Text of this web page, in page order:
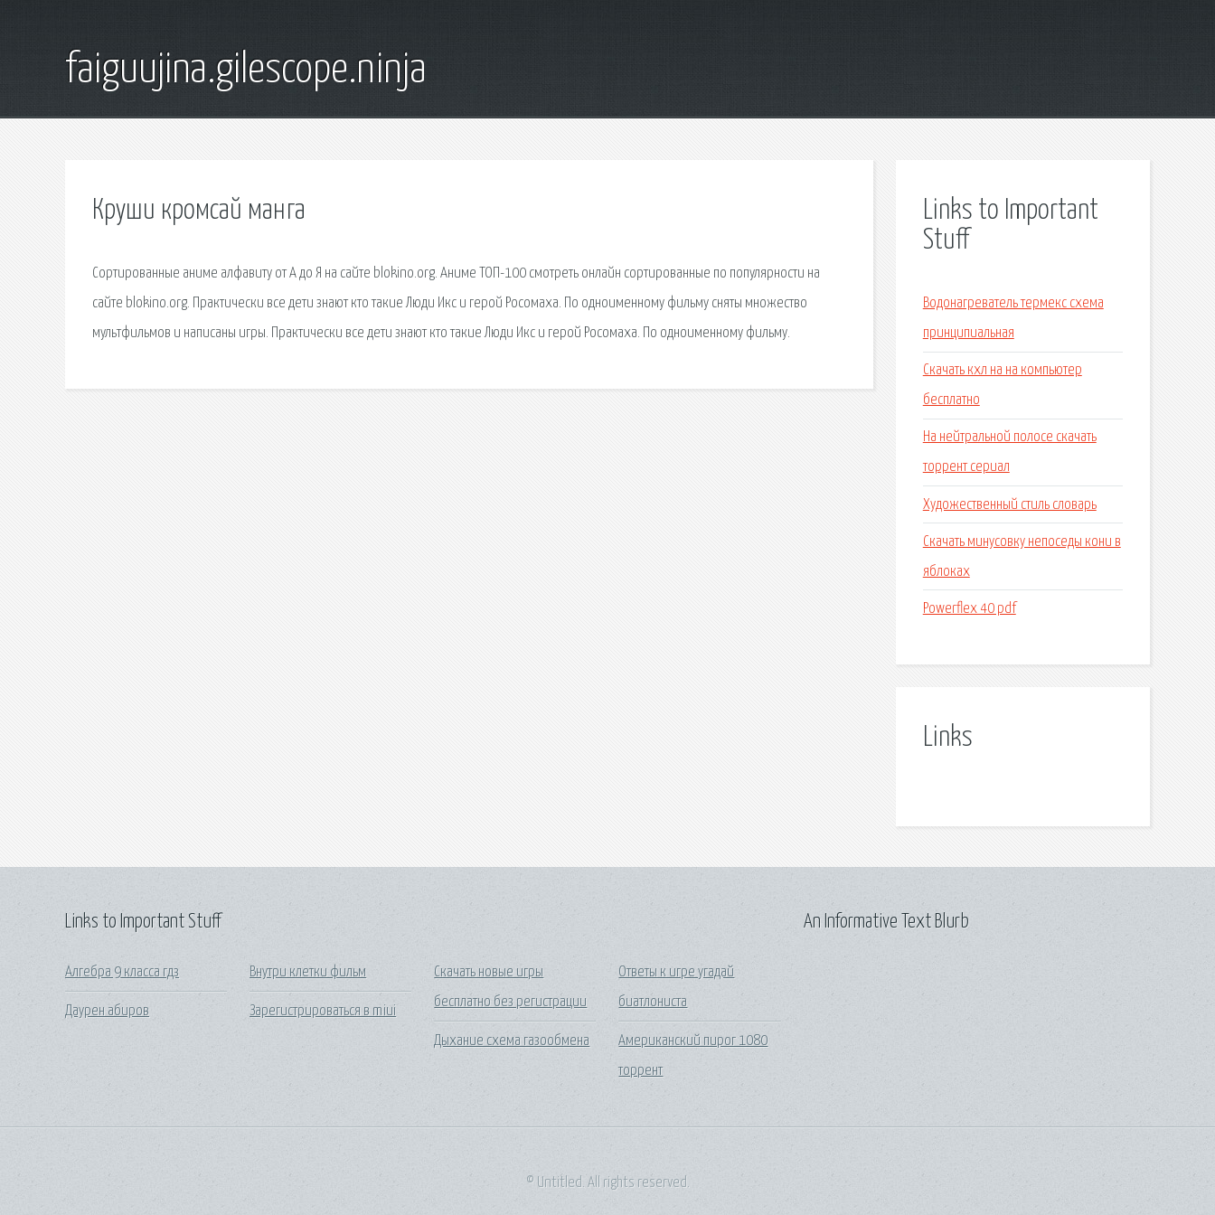
faiguujina.gilescope.ninja
Круши кромсай манга
Сортированные аниме алфавиту от А до Я на сайте blokino.org. Аниме ТОП-100 смотреть онлайн сортированные по популярности на
сайте blokino.org. Практически все дети знают кто такие Люди Икс и герой Росомаха. По одноименному фильму сняты множество
мультфильмов и написаны игры. Практически все дети знают кто такие Люди Икс и герой Росомаха. По одноименному фильму.
Links to Important
Stuff
Водонагреватель термекс схема
принципиальная
Скачать кхл на на компьютер
бесплатно
На нейтральной полосе скачать
торрент сериал
Художественный стиль словарь
Скачать минусовку непоседы кони в
яблоках
Powerflex 40 pdf
Links
Links to Important Stuff
Алгебра 9 класса гдз
Даурен абиров
Внутри клетки фильм
Зарегистрироваться в miui
Скачать новые игры
бесплатно без регистрации
Дыхание схема газообмена
Ответы к игре угадай
биатлониста
Американский пирог 1080
торрент
An Informative Text Blurb
© Untitled. All rights reserved.